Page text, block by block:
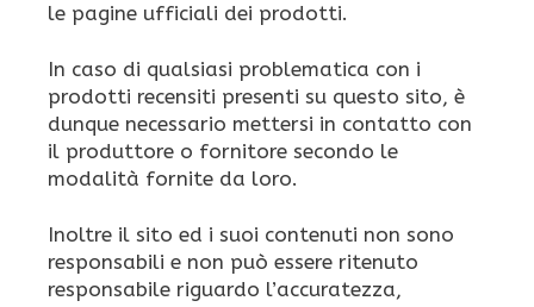
le pagine ufficiali dei prodotti.
In caso di qualsiasi problematica con i
prodotti recensiti presenti su questo sito, è
dunque necessario mettersi in contatto con
il produttore o fornitore secondo le
modalità fornite da loro.
Inoltre il sito ed i suoi contenuti non sono
responsabili e non può essere ritenuto
responsabile riguardo l’accuratezza,